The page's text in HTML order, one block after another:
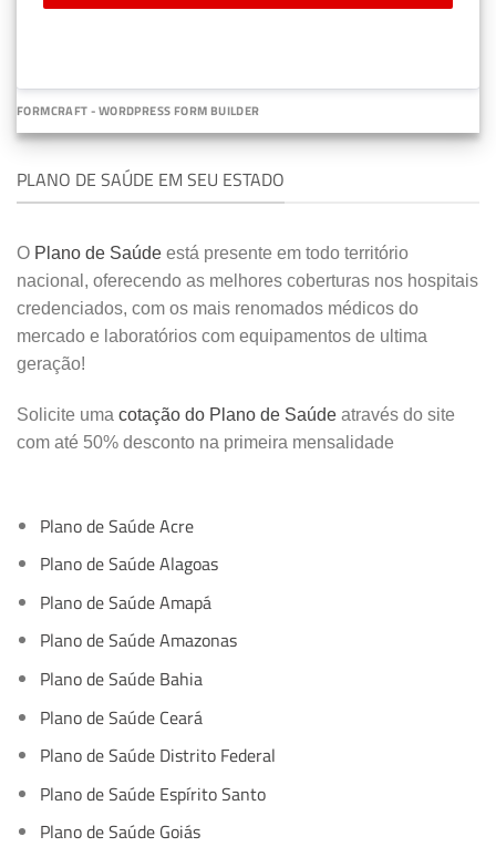
FORMCRAFT - WORDPRESS FORM BUILDER
PLANO DE SAÚDE EM SEU ESTADO
O Plano de Saúde está presente em todo território
nacional, oferecendo as melhores coberturas nos hospitais
credenciados, com os mais renomados médicos do
mercado e laboratórios com equipamentos de ultima
geração!
Solicite uma cotação do Plano de Saúde através do site
com até 50% desconto na primeira mensalidade
Plano de Saúde Acre
Plano de Saúde Alagoas
Plano de Saúde Amapá
Plano de Saúde Amazonas
Plano de Saúde Bahia
Plano de Saúde Ceará
Plano de Saúde Distrito Federal
Plano de Saúde Espírito Santo
Plano de Saúde Goiás